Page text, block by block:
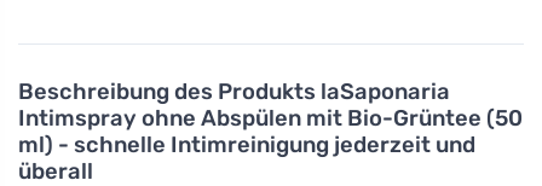
Beschreibung des Produkts laSaponaria
Intimspray ohne Abspülen mit Bio-Grüntee (50
ml) - schnelle Intimreinigung jederzeit und
überall